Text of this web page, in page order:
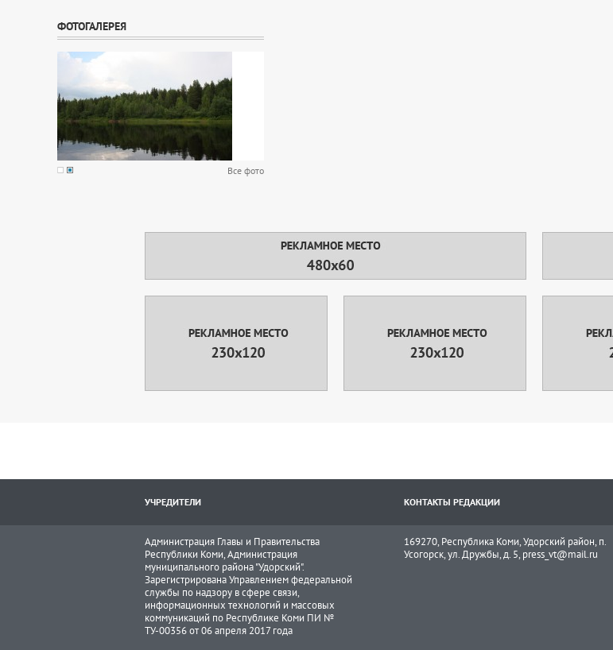
ФОТОГАЛЕРЕЯ
Все фото
УЧРЕДИТЕЛИ КОНТАКТЫ РЕДАКЦИИ
Администрация Главы и Правительства
Республики Коми, Администрация
муниципального района "Удорский".
Зарегистрирована Управлением федеральной
службы по надзору в сфере связи,
информационных технологий и массовых
коммуникаций по Республике Коми ПИ №
ТУ-00356 от 06 апреля 2017 года
169270, Республика Коми, Удорский район, п.
Усогорск, ул. Дружбы, д. 5, press_vt@mail.ru